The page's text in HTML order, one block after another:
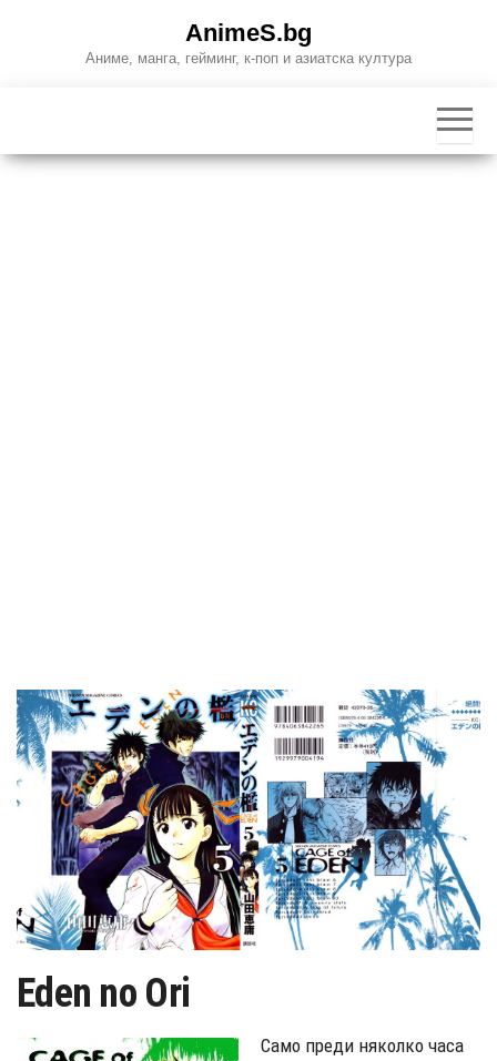
AnimeS.bg
Аниме, манга, гейминг, к-поп и азиатска култура
Eden no Ori
Само преди няколко часа